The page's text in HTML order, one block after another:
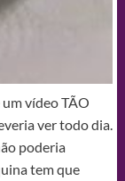
vídeo TÃO
ver todo dia.
poderia
tem que